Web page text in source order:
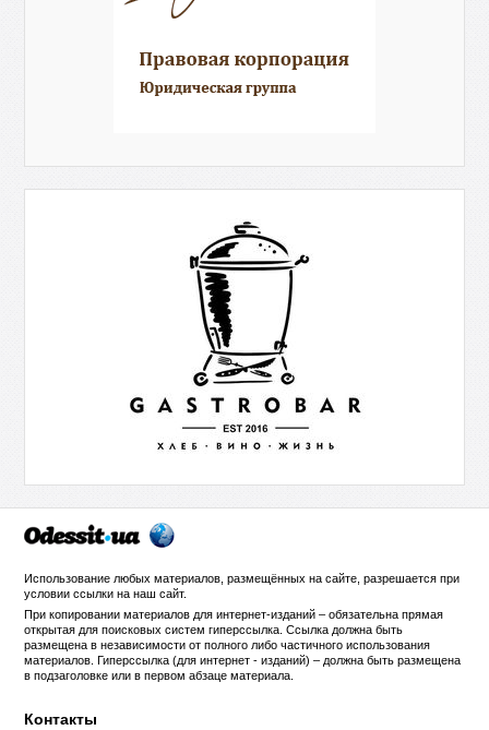
Использование любых материалов, размещённых на сайте, разрешается при
условии ссылки нанаш сайт.
При копировании материалов для интернет-изданий – обязательна прямая
открытая для поисковых систем гиперссылка. Ссылка должна быть
размещена в независимости от полного либо частичного использования
материалов. Гиперссылка (для интернет - изданий) – должна быть размещена
в подзаголовке или в первом абзаце материала.
Контакты